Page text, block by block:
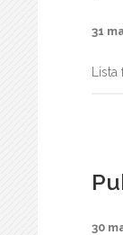
31
Lista
30